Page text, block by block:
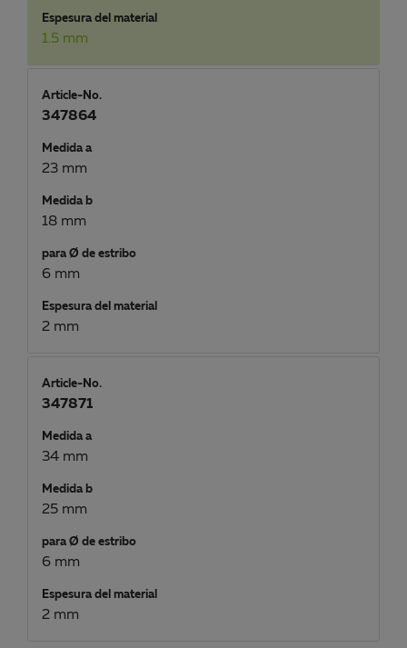
Espesura del material
1.5 mm
Article-No.
347864
Medida a
23 mm
Medida b
18 mm
para Ø de estribo
6 mm
Espesura del material
2 mm
Article-No.
347871
Medida a
34 mm
Medida b
25 mm
para Ø de estribo
6 mm
Espesura del material
2 mm